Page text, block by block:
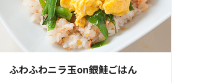
ふわふわニラ玉on銀鮭ごはん